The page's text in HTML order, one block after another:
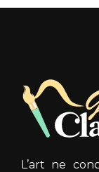
L’art ne